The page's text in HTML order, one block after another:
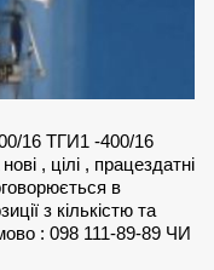
16 ТГИ1 -400/16
, цілі , працездатні
в
з кількістю та
: 098 111-89-89 ЧИ